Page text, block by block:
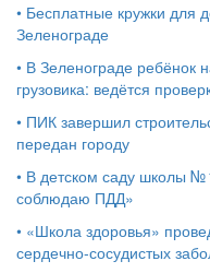
• Бесплатные кружки для
Зеленограде
• В Зеленограде ребёнок
грузовика: ведётся
• ПИК завершил
передан городу
• В детском саду школы №
соблюдаю ПДД»
• «Школа здоровья»
сердечно-сосудистых